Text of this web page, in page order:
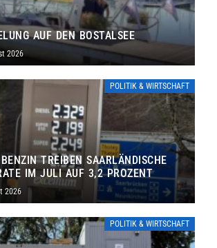
AUF DEN BOSTALSEE
2026
POLITIK & WIRTSCHAFT
TREIBEN SAARLÄNDISCHE
IM JULI AUF 3,2 PROZENT
2026
POLITIK & WIRTSCHAFT